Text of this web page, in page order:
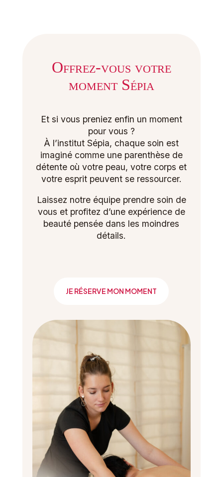
Offrez-vous votre
moment Sépia
Et si vous preniez enfin un moment
pour vous ?
À l’institut Sépia, chaque soin est
imaginé comme une parenthèse de
détente où votre peau, votre corps et
votre esprit peuvent se ressourcer.
Laissez notre équipe prendre soin de
vous et profitez d’une expérience de
beauté pensée dans les moindres
détails.
JE RÉSERVE MON MOMENT